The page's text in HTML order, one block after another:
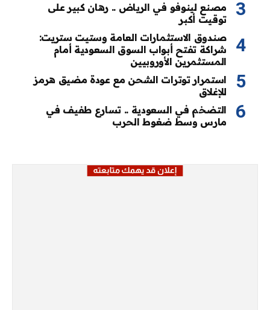
مصنع لينوفو في الرياض .. رهان كبير على
توقيت أكبر
صندوق الاستثمارات العامة وستيت ستريت:
شراكة تفتح أبواب السوق السعودية أمام
المستثمرين الأوروبيين
استمرار توترات الشحن مع عودة مضيق هرمز
للإغلاق
التضخم في السعودية .. تسارع طفيف في
مارس وسط ضغوط الحرب